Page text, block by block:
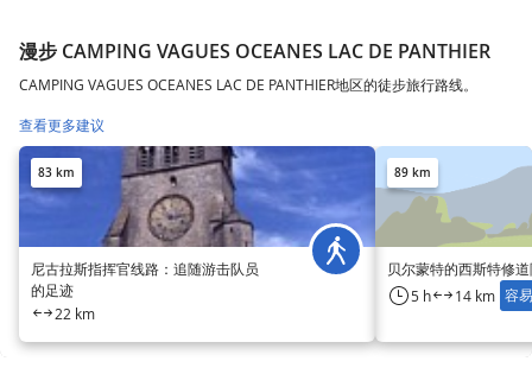
漫步 CAMPING VAGUES OCEANES LAC DE PANTHIER
CAMPING VAGUES OCEANES LAC DE PANTHIER地区的徒步旅行路线。
查看更多建议
83 km
尼古拉斯指挥官线路：追随游击队员
的足迹
22 km
89 km
贝尔蒙特的西斯特修
5 h 14 km 容易